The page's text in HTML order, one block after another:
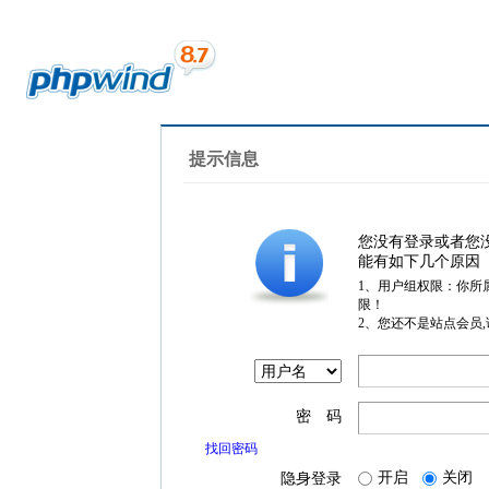
提示信息
您没有登录或者您
能有如下几个原因
1、用户组权限：你所
限！
2、您还不是站点会员
密 码
找回密码
隐身登录 开启 关闭